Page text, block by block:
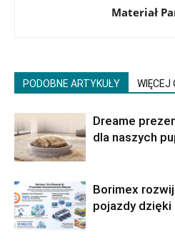
Materiał
PODOBNE ARTYKUŁY WIĘCEJ
Dreame
dla naszych
Borimex
pojazdy dzięki